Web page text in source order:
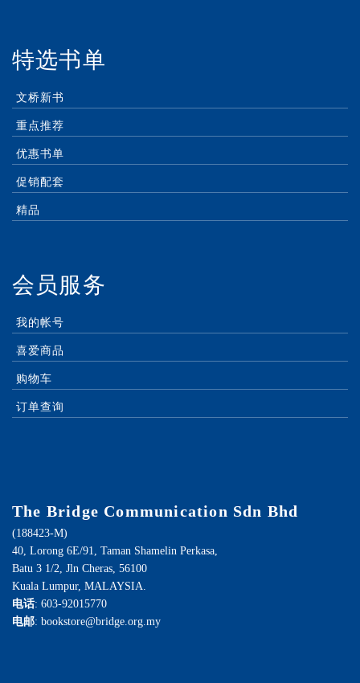
特选书单
文桥新书
重点推荐
优惠书单
促销配套
精品
会员服务
我的帐号
喜爱商品
购物车
订单查询
The Bridge Communication Sdn Bhd
(188423-M)
40, Lorong 6E/91, Taman Shamelin Perkasa,
Batu 3 1/2, Jln Cheras, 56100
Kuala Lumpur, MALAYSIA.
电话: 603-92015770
电邮: bookstore@bridge.org.my